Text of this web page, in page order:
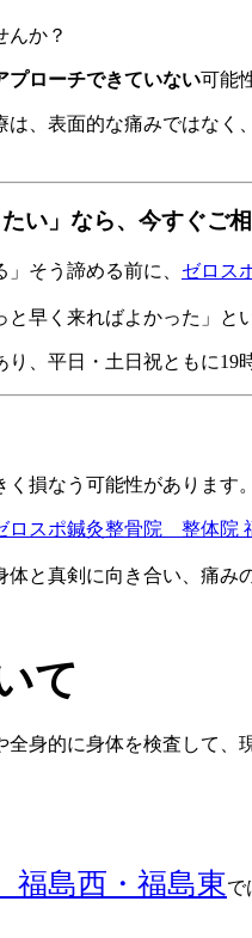
んか？
プローチできていない可能
、表面的な痛みではな
い」なら、今すぐご
そう諦める前に、 ゼロス
早く来ればよかった」と
、平日・土日祝ともに
損なう可能性があります。
ロスポ鍼灸整骨院 整体院
と真剣に向き合い、痛み
て
身的に身体を検査して
島西・福島東で